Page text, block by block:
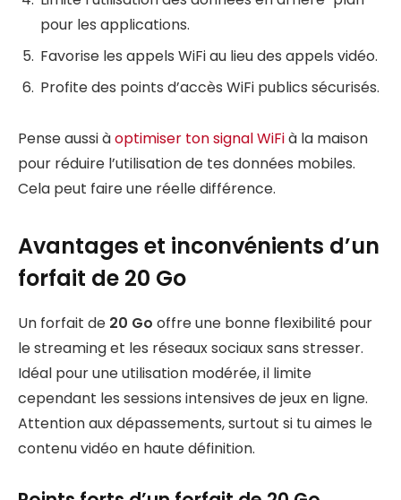
pour les applications.
Favorise les appels WiFi au lieu des appels vidéo.
Profite des points d’accès WiFi publics sécurisés.
Pense aussi àoptimiser ton signal WiFià la maison
pour réduire l’utilisation de tes données mobiles.
Cela peut faire une réelle différence.
Avantages et inconvénients d’un
forfait de 20 Go
Un forfait de 20 Go offre une bonne flexibilité pour
le streaming et les réseaux sociaux sans stresser.
Idéal pour une utilisation modérée, il limite
cependant les sessions intensives de jeux en ligne.
Attention aux dépassements, surtout si tu aimes le
contenu vidéo en haute définition.